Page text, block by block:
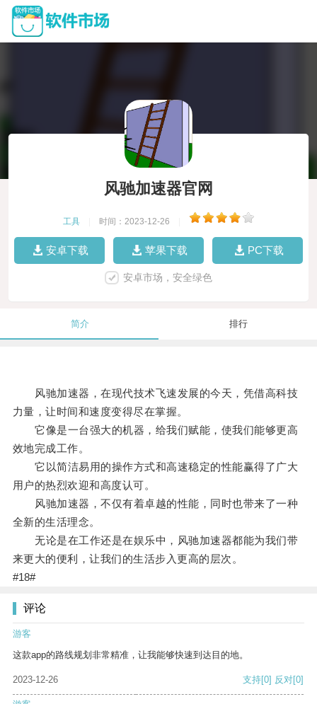
风驰加速器官网
工具 时间：2023-12-26
安卓下载 苹果下载 PC下载
安卓市场，安全绿色
简介 排行
风驰加速器，在现代技术飞速发展的今天，凭借高科技
力量，让时间和速度变得尽在掌握。
它像是一台强大的机器，给我们赋能，使我们能够更高
效地完成工作。
它以简洁易用的操作方式和高速稳定的性能赢得了广大
用户的热烈欢迎和高度认可。
风驰加速器，不仅有着卓越的性能，同时也带来了一种
全新的生活理念。
无论是在工作还是在娱乐中，风驰加速器都能为我们带
来更大的便利，让我们的生活步入更高的层次。
#18#
评论
游客
这款app的路线规划非常精准，让我能够快速到达目的地。
2023-12-26 支持[0] 反对[0]